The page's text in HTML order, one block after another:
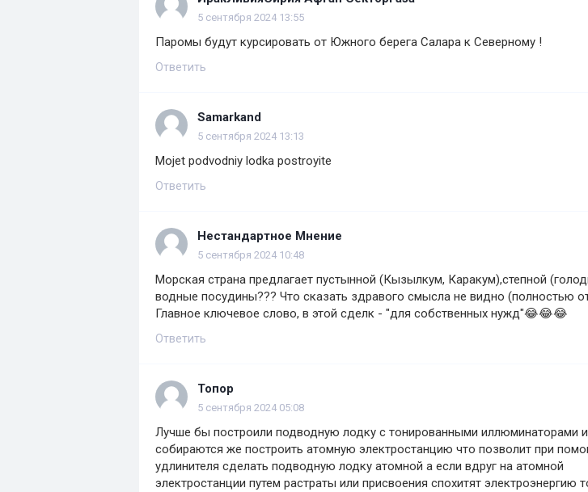
5 сентября 2024 13:55
Паромы будут курсировать от Южного берега Салара к Северному !
Ответить
Samarkand
5 сентября 2024 13:13
Mojet podvodniy lodka postroyite
Ответить
Нестандартное Мнение
5 сентября 2024 10:48
Морская страна предлагает пустынной (Кызылкум, Каракум),степной
водные посудины??? Что сказать здравого смысла не видно (полностью
Главное ключевое слово, в этой сделк - "для собственных нужд"😂😂😂
Ответить
Топор
5 сентября 2024 05:08
Лучше бы построили подводную лодку с тонированными иллюминаторами
собираются же построить атомную электростанцию что позволит при
удлинителя сделать подводную лодку атомной а если вдруг на атомной
электростанции путем растраты или присвоения спохитят электроэнергию